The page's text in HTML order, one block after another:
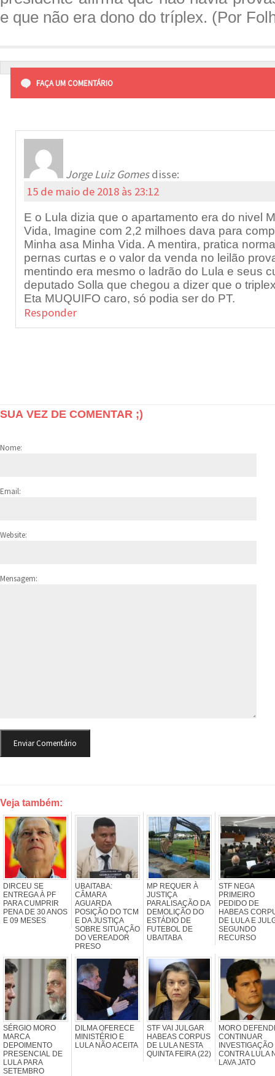
e que não era dono do tríplex. (Por
FAÇA UM COMENTÁRIO
Jorge Luiz Gomes disse:
15 de maio de 2018 às 23:12
E o Lula dizia que o apartamento era do nivel
Vida, Imagine com 2,2 milhoes dava para
Minha asa Minha Vida. A mentira, pratica
pernas curtas e o valor da venda no leilão
mentindo era mesmo o ladrão do Lula e seus
deputado Solla que chegou a dizer que o
Eta MUQUIFO caro, só podia ser do PT.
Responder
SUA VEZ DE COMENTAR ;)
Nome:
Email:
Website:
Mensagem:
Veja também:
DIRCEU SE
ENTREGA À PF
PARA CUMPRIR
PENA DE 30 ANOS
E 09 MESES
UBAITABA:
CÂMARA
AGUARDA
POSIÇÃO DO TCM
E DA JUSTIÇA
SOBRE SITUAÇÃO
DO VEREADOR
PRESO
MP REQUER À
JUSTIÇA
PARALISAÇÃO DA
DEMOLIÇÃO DO
ESTÁDIO DE
FUTEBOL DE
UBAITABA
STF NEGA
PRIMEIRO
PEDIDO DE
HABEAS
DE LULA E
SEGUNDO
RECURSO
SÉRGIO MORO
MARCA
DEPOIMENTO
PRESENCIAL DE
LULA PARA
SETEMBRO
DILMA OFERECE
MINISTÉRIO E
LULA NÃO ACEITA
STF VAI JULGAR
HABEAS CORPUS
DE LULA NESTA
QUINTA FEIRA (22)
MORO
CONTINUAR
INVESTIGAÇÃO
CONTRA LULA
LAVA JATO